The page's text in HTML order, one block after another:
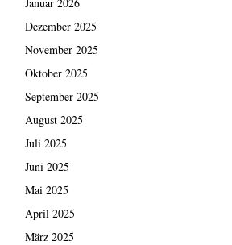
Dezember 2025
November 2025
Oktober 2025
September 2025
August 2025
Juli 2025
Juni 2025
Mai 2025
April 2025
März 2025